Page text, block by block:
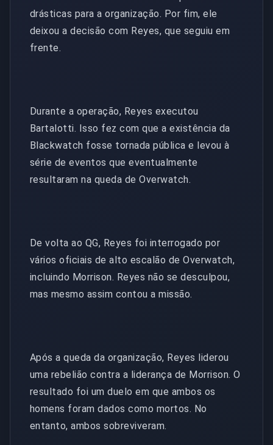
drásticas para a organização. Por fim, ele
deixou a decisão com Reyes, que seguiu em
frente.
Durante a operação, Reyes executou
Bartalotti. Isso fez com que a existência da
Blackwatch fosse tornada pública e levou à
série de eventos que eventualmente
resultaram na queda de Overwatch.
De volta ao QG, Reyes foi interrogado por
vários oficiais de alto escalão de Overwatch,
incluindo Morrison. Reyes não se desculpou,
mas mesmo assim contou a missão.
Após a queda da organização, Reyes liderou
uma rebelião contra a liderança de Morrison. O
resultado foi um duelo em que ambos os
homens foram dados como mortos. No
entanto, ambos sobreviveram.